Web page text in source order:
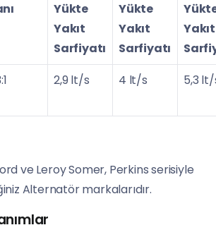
Yükte
Yakıt
Sarfiyatı
Yükte
Yakıt
Sarfiyatı
Yakıt
2,9 lt/s 4 lt/s 5,3
ve Leroy Somer, Perkins serisiyle
Alternatör markalarıdır.